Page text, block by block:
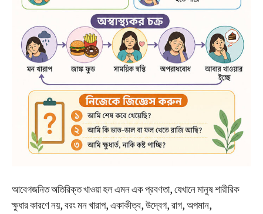
আবেগজনিত অতিরিক্ত খাওয়া হল এমন এক প্রবণতা, যেখানে মানুষ শারীরিক
ক্ষুধার কারণে নয়, বরং মন খারাপ, একাকীত্ব, উদ্বেগ, রাগ, অপমান,